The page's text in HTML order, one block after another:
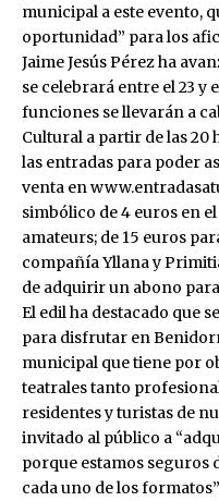
municipal a este evento,
oportunidad” para los
Jaime Jesús Pérez ha
se celebrará entre el 23 y
funciones se llevarán a
Cultural a partir de las 20
las entradas para poder
venta en
simbólico de 4 euros en
amateurs; de 15 euros
compañía Yllana y
de adquirir un abono
El edil ha destacado que
para disfrutar en
municipal que tiene por
teatrales tanto
residentes y turistas de
invitado al público a
porque estamos seguros
cada uno de los